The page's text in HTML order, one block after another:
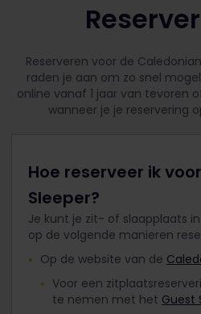
Reserveren voor de
raden je aan om zo snel
online vanaf 1 jaar van tevoren
wanneer je je reservering
Hoe reserveer ik
Sleeper?
Je kunt je zit- of slaapplaats
op de volgende manieren
Op de website van de
Voor een
te nemen met het Guest